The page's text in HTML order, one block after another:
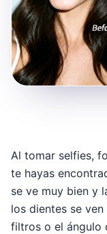
Al tomar selfies,
te hayas
se ve muy bien y
los dientes se
filtros o el ángulo